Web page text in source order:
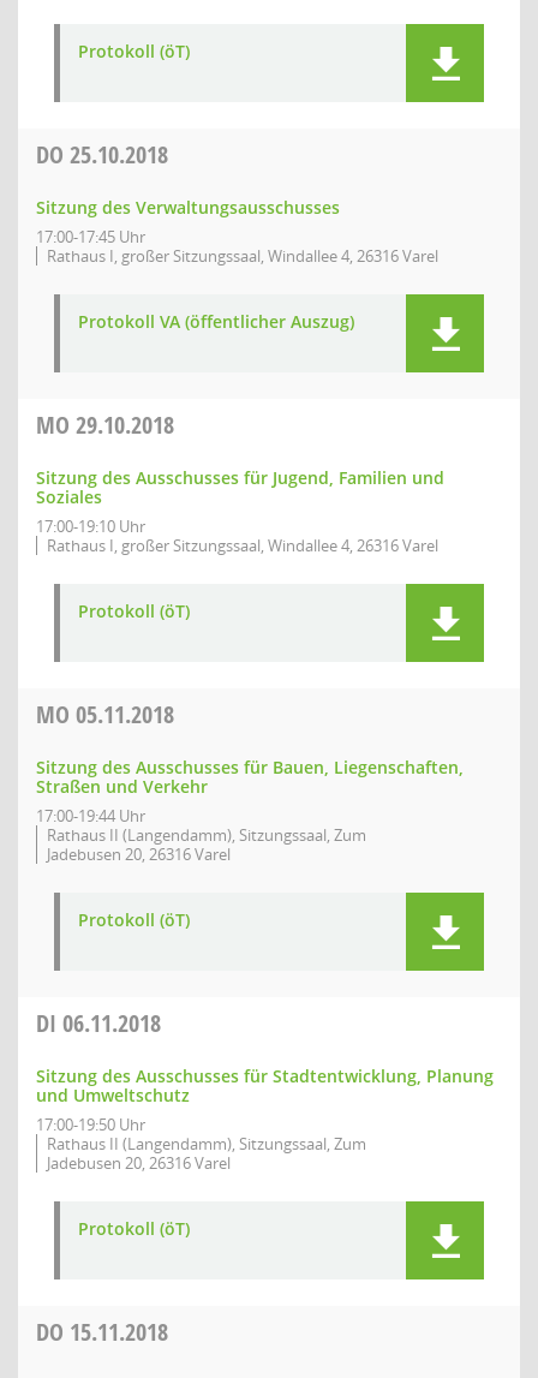
Protokoll (öT)
DO 25.10.2018
Sitzung des Verwaltungsausschusses
17:00-17:45 Uhr
Rathaus I, großer Sitzungssaal, Windallee 4, 26316 Varel
Protokoll VA (öffentlicher Auszug)
MO 29.10.2018
Sitzung des Ausschusses für Jugend, Familien und
Soziales
17:00-19:10 Uhr
Rathaus I, großer Sitzungssaal, Windallee 4, 26316 Varel
Protokoll (öT)
MO 05.11.2018
Sitzung des Ausschusses für Bauen, Liegenschaften,
Straßen und Verkehr
17:00-19:44 Uhr
Rathaus II (Langendamm), Sitzungssaal, Zum
Jadebusen 20, 26316 Varel
Protokoll (öT)
DI 06.11.2018
Sitzung des Ausschusses für Stadtentwicklung, Planung
und Umweltschutz
17:00-19:50 Uhr
Rathaus II (Langendamm), Sitzungssaal, Zum
Jadebusen 20, 26316 Varel
Protokoll (öT)
DO 15.11.2018